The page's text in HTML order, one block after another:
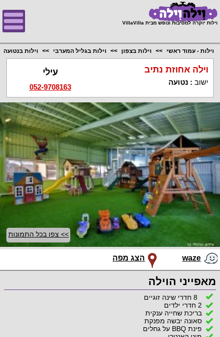
וילות יוקרה למסיבות ונופש מבית VillaVilla
וילות - עמוד ראשי וילות בצפון וילות בגליל המערבי וילות בנטועה
וילה אחוזת נתיב
ישוב :נטועה
עילי
052-9708163
>> צפו בכל התמונות
waze הצג מפה
מאפייני הוילה
8 חדרי שינה זוגיים
2 חדרי ילדים
בריכת שחייה ענקית
סאונה יבשה מפנקת
פינת BBQ על גחלים